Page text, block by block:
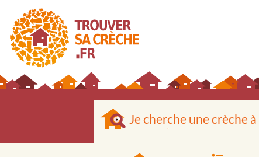
Je cherche une crèche à